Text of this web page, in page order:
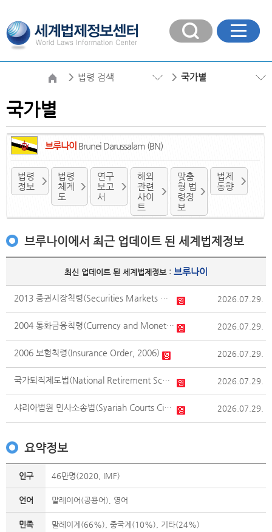
법령 검색 국가별
국가별
브루나이 Brunei Darussalam (BN)
법령
정보
법령
체계
도
연구
보고
서
해외
관련
사이
트
맞춤
형 법
령정
보
법제
동향
브루나이에서 최근 업데이트 된 세계법제정보
최신 업데이트 된 세계법제정보 : 브루나이
2013 증권시장칙령(Securities Markets Order, 2013) 2026.07.29.
2004 통화금융칙령(Currency and Monetary Order, 2004) 2026.07.29.
2006 보험칙령(Insurance Order, 2006) 2026.07.29.
국가퇴직제도법(National Retirement Scheme Act) 2026.07.29.
샤리아법원 민사소송법(Syariah Courts Civil Procedure Code) 2026.07.29.
요약정보
인구 46만명(2020, IMF)
언어 말레이어(공용어), 영어
민족 말레이계(66%), 중국계(10%), 기타(24%)